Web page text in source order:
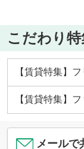
こだわり特
【賃貸特集】
【賃貸特集】
メールで